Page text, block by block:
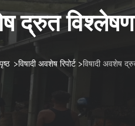
द्रुत
>विषादी अवशेष रिपोर्ट>विषादी अवशेष